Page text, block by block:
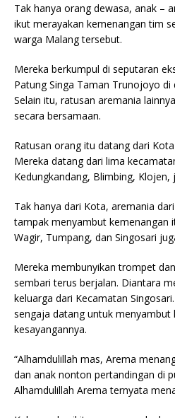
Tak hanya orang dewasa, anak –
ikut merayakan kemenangan tim
warga Malang tersebut.
Mereka berkumpul di seputaran
Patung Singa Taman Trunojoyo di
Selain itu, ratusan aremania
secara bersamaan.
Ratusan orang itu datang dari
Mereka datang dari lima
Kedungkandang, Blimbing,
Tak hanya dari Kota, aremania
tampak menyambut kemenangan
Wagir, Tumpang, dan Singosari
Mereka membunyikan trompet
sembari terus berjalan. Diantara
keluarga dari Kecamatan
sengaja datang untuk menyambut
kesayangannya.
“Alhamdulillah mas, Arema
dan anak nonton pertandingan di
Alhamdulillah Arema ternyata